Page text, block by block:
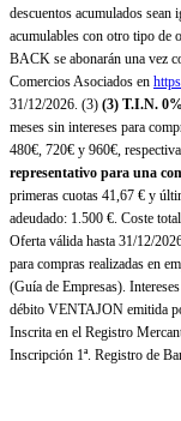
descuentos acumulados
acumulables con otro tipo de
BACK se abonarán una vez
Comercios Asociados en
31/12/2026. (3) (3) T.I.N.
meses sin intereses para
480€, 720€ y 960€,
representativo para una
primeras cuotas 41,67 € y
adeudado: 1.500 €. Coste
Oferta válida hasta 31/12/
para compras realizadas en
(Guía de Empresas).
débito VENTAJON emitida
Inscrita en el Registro
Inscripción 1ª. Registro de